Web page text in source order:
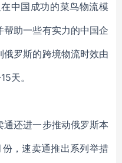
中国成功的菜鸟物流模
助一些有实力的中国企
罗斯的跨境物流时效由
天。
还进一步推动俄罗斯本
份，速卖通推出系列举措